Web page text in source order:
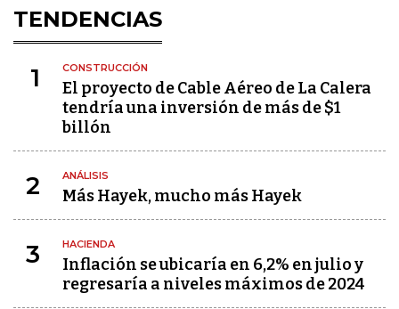
TENDENCIAS
1 CONSTRUCCIÓN
El proyecto de Cable Aéreo de La Calera
tendría una inversión de más de $1
billón
2 ANÁLISIS
Más Hayek, mucho más Hayek
3 HACIENDA
Inflación se ubicaría en 6,2% en julio y
regresaría a niveles máximos de 2024